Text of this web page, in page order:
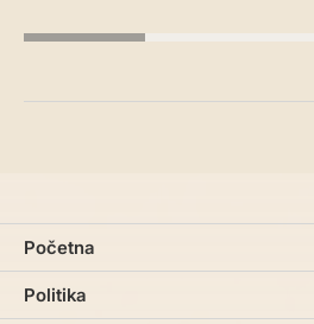
Početna
Politika